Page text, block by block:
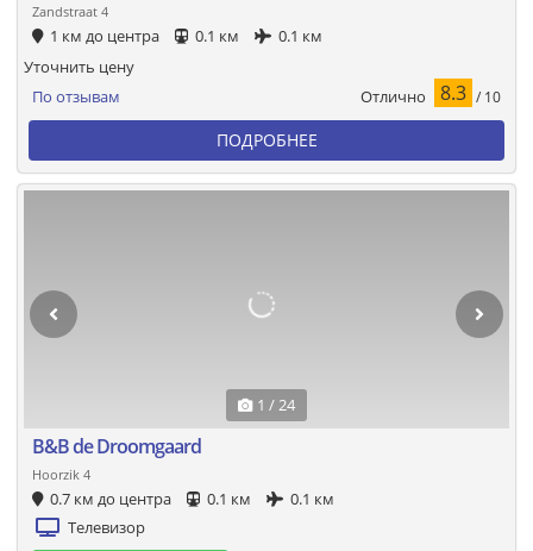
Zandstraat 4
1 км до центра 0.1 км 0.1 км
По отзывам Отлично 8.3 / 10
Уточнить цену
ПОДРОБНЕЕ
1 / 24
B&B de Droomgaard
Hoorzik 4
0.7 км до центра 0.1 км
0.1 км
Телевизор